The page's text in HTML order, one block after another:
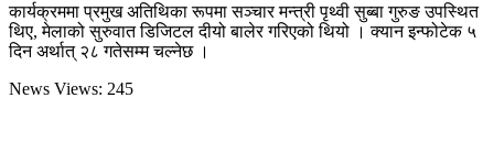
कार्यक्रममा प्रमुख अतिथिका रूपमा सञ्चार मन्त्री पृथ्वी सुब्बा गुरुङ उपस्थित
थिए, मेलाको सुरुवात डिजिटल दीयो बालेर गरिएको थियो । क्यान इन्फोटेक ५
दिन अर्थात् २८ गतेसम्म चल्नेछ ।
News Views: 245